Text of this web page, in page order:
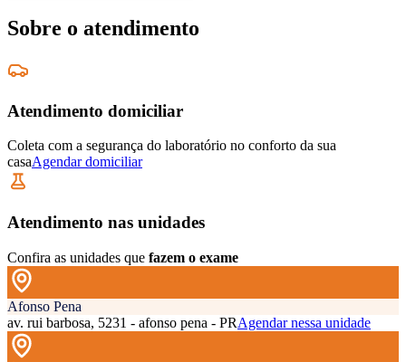
Sobre o atendimento
Atendimento domiciliar
Coleta com a segurança do laboratório no conforto da sua
casaAgendar domiciliar
Atendimento nas unidades
Confira as unidades que fazem o exame
Afonso Pena
av. rui barbosa, 5231 - afonso pena - PRAgendar nessa unidade